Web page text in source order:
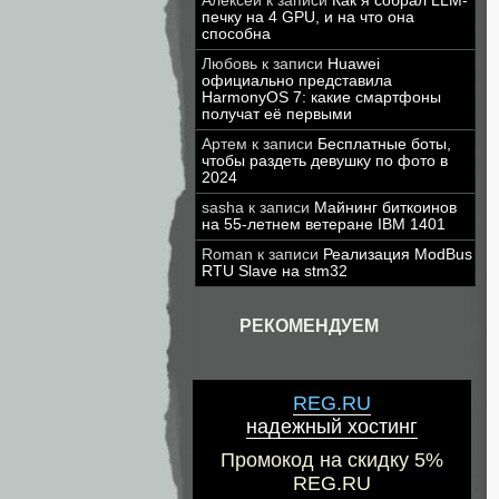
печку на 4 GPU, и на что она
способна
Любовь к записи Huawei
официально представила
HarmonyOS 7: какие смартфоны
получат её первыми
Артем к записи Бесплатные боты,
чтобы раздеть девушку по фото в
2024
sasha к записи Майнинг биткоинов
на 55-летнем ветеране IBM 1401
Roman к записи Реализация ModBus
RTU Slave на stm32
РЕКОМЕНДУЕМ
REG.RU
надежный хостинг
Промокод на скидку 5%
REG.RU